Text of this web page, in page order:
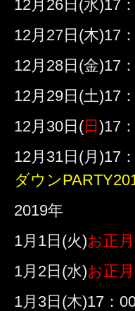
12月26日(水)17
12月27日(木)17
12月28日(金)17
12月29日(土)17
12月30日(日)17
12月31日(月)17
ダウン
2019年
1月1日(火)お正
1月2日(水)お正
1月3日(木)17：